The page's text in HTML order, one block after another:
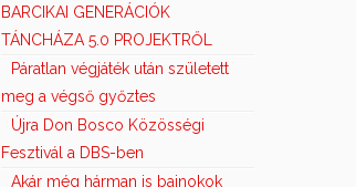
BARCIKAI GENERÁCIÓK
TÁNCHÁZA 5.0 PROJEKTRŐL
Páratlan végjáték után született
meg a végső győztes
Újra Don Bosco Közösségi
Fesztivál a DBS-ben
Akár még hárman is bajnokok